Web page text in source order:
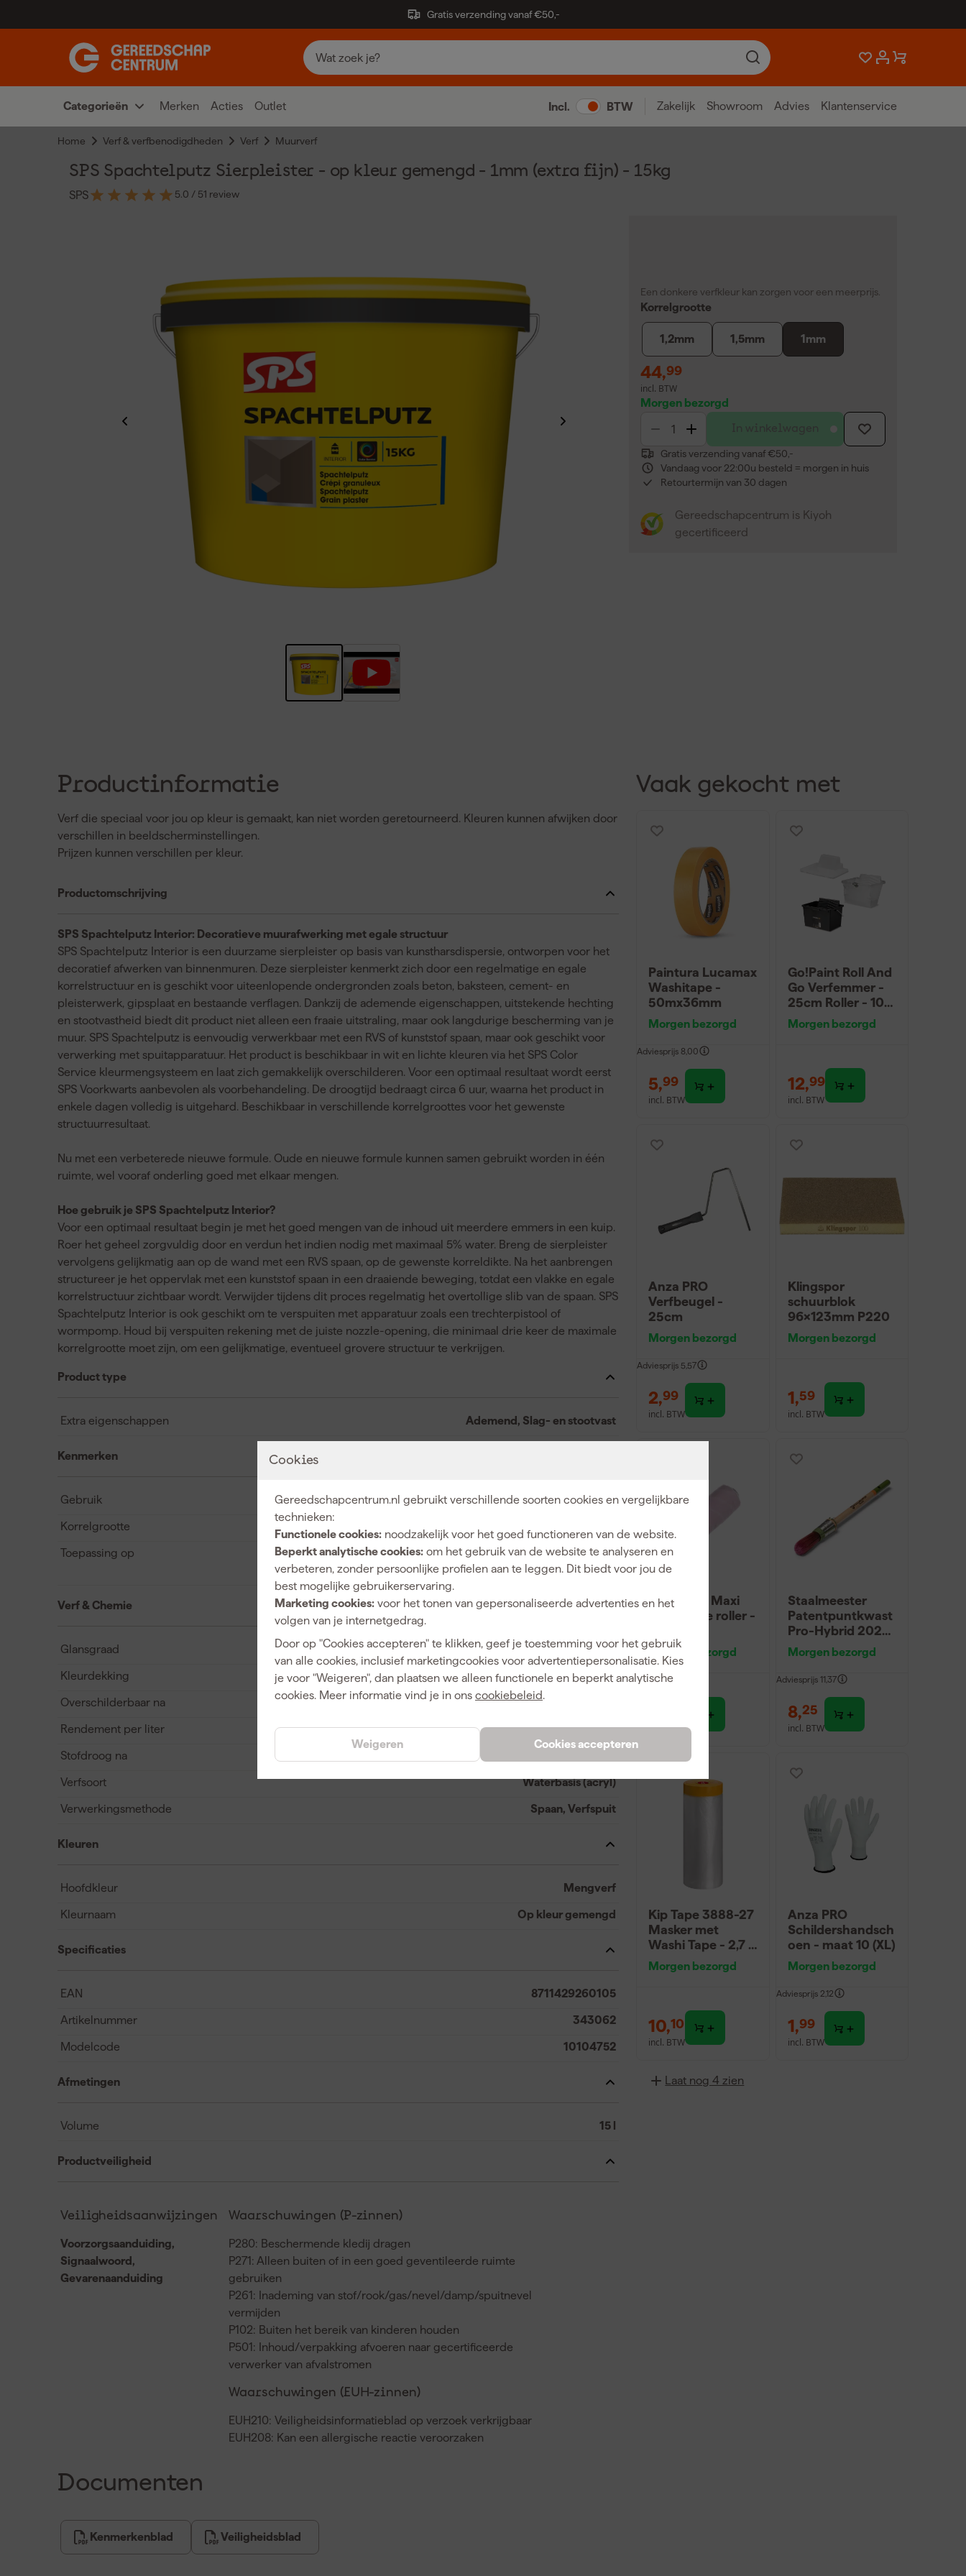
Gratis verzending vanaf €50,-
Categorieën Merken Acties Outlet Incl. BTW Zakelijk Showroom Advies Klantenservice
Home Verf & verfbenodigdheden Verf Muurverf
Cookies
Gereedschapcentrum.nl gebruikt verschillende soorten cookies en vergelijkbare
technieken:
Functionele cookies: noodzakelijk voor het goed functioneren van de website.
Beperkt analytische cookies: om het gebruik van de website te analyseren en
verbeteren, zonder persoonlijke profielen aan te leggen. Dit biedt voor jou de
best mogelijke gebruikerservaring.
Marketing cookies: voor het tonen van gepersonaliseerde advertenties en het
volgen van je internetgedrag.
Door op "Cookies accepteren" te klikken, geef je toestemming voor het gebruik
van alle cookies, inclusief marketingcookies voor advertentiepersonalisatie. Kies
je voor "Weigeren", dan plaatsen we alleen functionele en beperkt analytische
cookies. Meer informatie vind je in ons cookiebeleid.
Cookies accepteren
Weigeren
SPS Spachtelputz Sierpleister - op kleur gemengd - 1mm (extra fijn) - 15kg
SPS 5.0 / 51 review
Een donkere verfkleur kan zorgen voor een meerprijs.
Korrelgrootte
1,2mm 1,5mm 1mm
44,99
incl. BTW
Morgen bezorgd
In winkelwagen
Gratis verzending vanaf €50,-
Vandaag voor 22:00u besteld = morgen in huis
Retourtermijn van 30 dagen
Gereedschapcentrum is Kiyoh
gecertificeerd
Productinformatie
Verf die speciaal voor jou op kleur is gemaakt, kan niet worden geretourneerd. Kleuren kunnen afwijken door
verschillen in beeldscherminstellingen.
Prijzen kunnen verschillen per kleur.
Productomschrijving
SPS Spachtelputz Interior: Decoratieve muurafwerking met egale structuur
SPS Spachtelputz Interior is een duurzame sierpleister op basis van kunstharsdispersie, ontworpen voor het
decoratief afwerken van binnenmuren. Deze sierpleister kenmerkt zich door een regelmatige en egale
korrelstructuur en is geschikt voor uiteenlopende ondergronden zoals beton, baksteen, cement- en
pleisterwerk, gipsplaat en bestaande verflagen. Dankzij de ademende eigenschappen, uitstekende hechting
en stootvastheid biedt dit product niet alleen een fraaie uitstraling, maar ook langdurige bescherming van je
muur. SPS Spachtelputz is eenvoudig verwerkbaar met een RVS of kunststof spaan, maar ook geschikt voor
verwerking met spuitapparatuur. Het product is beschikbaar in wit en lichte kleuren via het SPS Color
Service kleurmengsysteem en laat zich gemakkelijk overschilderen. Voor een optimaal resultaat wordt eerst
SPS Voorkwarts aanbevolen als voorbehandeling. De droogtijd bedraagt circa 6 uur, waarna het product in
enkele dagen volledig is uitgehard. Beschikbaar in verschillende korrelgroottes voor het gewenste
structuurresultaat.
Nu met een verbeterede nieuwe formule. Oude en nieuwe formule kunnen samen gebruikt worden in één
ruimte, wel vooraf onderling goed met elkaar mengen.
Hoe gebruik je SPS Spachtelputz Interior?
Voor een optimaal resultaat begin je met het goed mengen van de inhoud uit meerdere emmers in een kuip.
Roer het geheel zorgvuldig door en verdun het indien nodig met maximaal 5% water. Breng de sierpleister
vervolgens gelijkmatig aan op de wand met een RVS spaan, op de gewenste korreldikte. Na het aanbrengen
structureer je het oppervlak met een kunststof spaan in een draaiende beweging, totdat een vlakke en egale
korrelstructuur zichtbaar wordt. Verwijder tijdens dit proces regelmatig het overtollige slib van de spaan. SPS
Spachtelputz Interior is ook geschikt om te verspuiten met apparatuur zoals een trechterpistool of
wormpomp. Houd bij verspuiten rekening met de juiste nozzle-opening, die minimaal drie keer de maximale
korrelgrootte moet zijn, om een gelijkmatige, eventueel grovere structuur te verkrijgen.
Product type
Extra eigenschappen Ademend, Slag- en stootvast
Kenmerken
Gebruik Binnen
Korrelgrootte
Toepassing op
Baksteen, Bestaande verflagen, Beton, Cement en
pleisterwerk, Gipsplaat, Muren
Verf & Chemie
Glansgraad Mat
Kleurdekking Dekkend
Overschilderbaar na
Rendement per liter 2.1 kg/m²
Stofdroog na
Verfsoort Waterbasis (acryl)
Verwerkingsmethode Spaan, Verfspuit
Kleuren
Hoofdkleur Mengverf
Kleurnaam Op kleur gemengd
Specificaties
EAN 8711429260105
Artikelnummer 343062
Modelcode 10104752
Afmetingen
Volume 15 l
Productveiligheid
Veiligheidsaanwijzingen
Voorzorgsaanduiding,
Signaalwoord,
Gevarenaanduiding
Waarschuwingen (P-zinnen)
P280: Beschermende kledij dragen
P271: Alleen buiten of in een goed geventileerde ruimte
gebruiken
P261: Inademing van stof/rook/gas/nevel/damp/spuitnevel
vermijden
P102: Buiten het bereik van kinderen houden
P501: Inhoud/verpakking afvoeren naar gecertificeerde
verwerker van afvalstromen
Waarschuwingen (EUH-zinnen)
EUH210: Veiligheidsinformatieblad op verzoek verkrijgbaar
EUH208: Kan een allergische reactie veroorzaken
Documenten
Kenmerkenblad Veiligheidsblad
Vaak gekocht met
Paintura Lucamax
Washitape -
50mx36mm
Morgen bezorgd
Adviesprijs 8,00
5,99
incl. BTW
Go!Paint Roll And
Go Verfemmer -
25cm Roller - 10L
+ 5 Inzetemmers
en deksel
Morgen bezorgd
12,99
incl. BTW
Anza PRO
Verfbeugel -
25cm
Morgen bezorgd
Adviesprijs 5,57
2,99
incl. BTW
Klingspor
schuurblok
96x123mm P220
Morgen bezorgd
1,59
incl. BTW
Anza PRO Maxi
Rimax Elite roller -
Morgen bezorgd
Adviesprijs
incl. BTW
Staalmeester
Patentpuntkwast
Pro-Hybrid 2020
- 10 (2cm)
Morgen bezorgd
Adviesprijs 11,37
8,25
incl. BTW
Kip Tape 3888-27
Masker met
Washi Tape - 2,7 x
20m
Morgen bezorgd
10,10
incl. BTW
Anza PRO
Schildershandsch
oen - maat 10 (XL)
Morgen bezorgd
Adviesprijs 2,12
1,99
incl. BTW
Laat nog 4 zien